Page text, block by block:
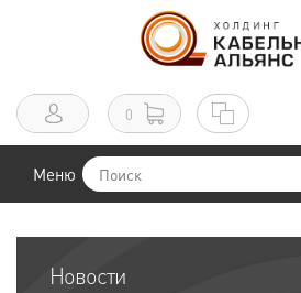
0
Меню
Новости